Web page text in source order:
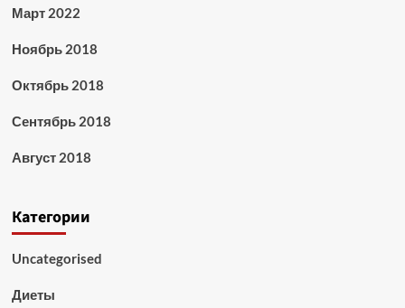
Март 2022
Ноябрь 2018
Октябрь 2018
Сентябрь 2018
Август 2018
Категории
Uncategorised
Диеты